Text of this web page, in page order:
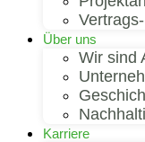
Über uns
Wir sind
Karriere